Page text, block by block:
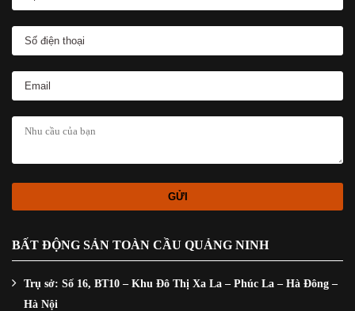
BẤT ĐỘNG SẢN TOÀN CẦU QUẢNG NINH
Trụ sở: Số 16, BT10 – Khu Đô Thị Xa La – Phúc La – Hà Đông –
Hà Nội